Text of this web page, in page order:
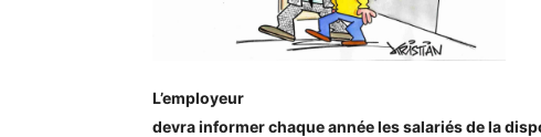
L’employeur
devra informer chaque année les salariés de la